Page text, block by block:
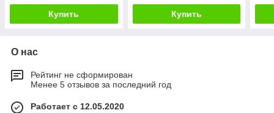
Купить Купить
О нас
Рейтинг не сформирован
Менее 5 отзывов за последний год
Работает с 12.05.2020